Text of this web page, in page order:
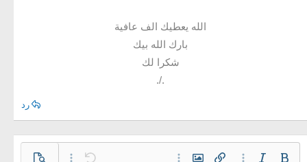
الله يعطيك الف عافية
بارك الله بيك
شكرا لك
./.
رد